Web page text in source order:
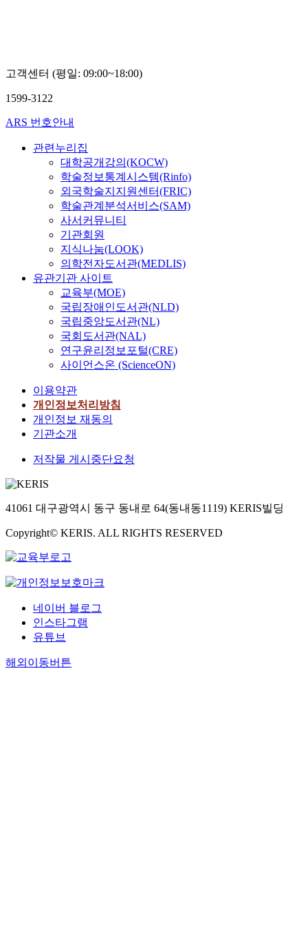
고객센터 (평일: 09:00~18:00)
1599-3122
ARS 번호안내
관련누리집
대학공개강의(KOCW)
학술정보통계시스템(Rinfo)
외국학술지지원센터(FRIC)
학술관계분석서비스(SAM)
사서커뮤니티
기관회원
지식나눔(LOOK)
의학전자도서관(MEDLIS)
유관기관 사이트
교육부(MOE)
국립장애인도서관(NLD)
국립중앙도서관(NL)
국회도서관(NAL)
연구윤리정보포털(CRE)
사이언스온 (ScienceON)
이용약관
개인정보처리방침
개인정보 재동의
기관소개
저작물 게시중단요청
41061 대구광역시 동구 동내로 64(동내동1119) KERIS빌딩
Copyright© KERIS. ALL RIGHTS RESERVED
네이버 블로그
인스타그램
유튜브
해외이동버튼